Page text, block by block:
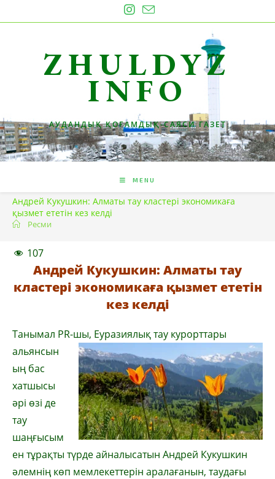
to
ZHULDYZ
INFO
АУДАНДЫҚ ҚОҒАМДЫҚ-САЯСИ ГАЗЕТ
MENU
Андрей Кукушкин: Алматы тау кластері экономикаға
қызмет ететін кез келді
Ресми
107
Андрей Кукушкин: Алматы тау
кластері экономикаға қызмет ететін
кез келді
Танымал PR-шы, Еуразиялық тау курорттары
альянсын
ың бас
хатшысы
әрі өзі де
тау
шаңғысым
ен тұрақты түрде айналысатын Андрей Кукушкин
әлемнің көп мемлекеттерін аралағанын, таудағы